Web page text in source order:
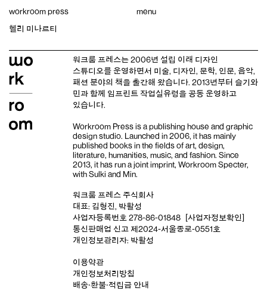
content
workroom press menu
헬리 미나르티
워크룸 프레스는 2006년 설립 이래 디자인
스튜디오를 운영하면서 미술, 디자인, 문학, 인문, 음악,
패션 분야의 책을 출간해 왔습니다. 2013년부터 슬기와
민과 함께 임프린트 작업실유령을 공동 운영하고
있습니다.
Workroom Press is a publishing house and graphic
design studio. Launched in 2006, it has mainly
published books in the fields of art, design,
literature, humanities, music, and fashion. Since
2013, it has run a joint imprint, Workroom Specter,
with Sulki and Min.
워크룸 프레스 주식회사
대표: 김형진, 박활성
사업자등록번호 278-86-01848
[사업자정보확인]
통신판매업 신고 제2024-서울종로-0551호
개인정보관리자: 박활성
이용약관
개인정보처리방침
배송‧환불‧적립금 안내